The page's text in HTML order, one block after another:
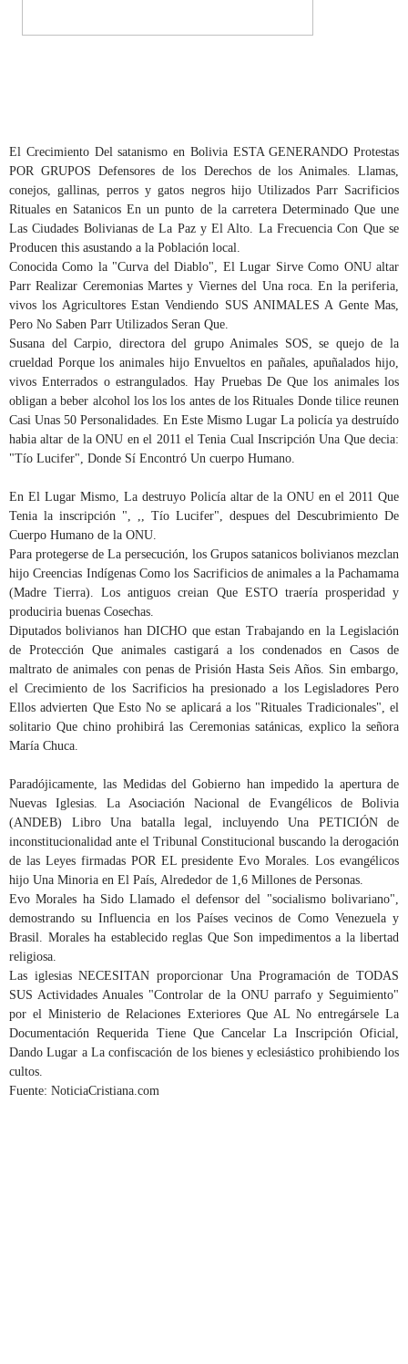
El Crecimiento Del satanismo en Bolivia ESTA GENERANDO Protestas
POR GRUPOS Defensores de los Derechos de los Animales. Llamas,
conejos, gallinas, perros y gatos negros hijo Utilizados Parr Sacrificios
Rituales en Satanicos En un punto de la carretera Determinado Que une
Las Ciudades Bolivianas de La Paz y El Alto. La Frecuencia Con Que se
Producen this asustando a la Población local.
Conocida Como la "Curva del Diablo", El Lugar Sirve Como ONU altar
Parr Realizar Ceremonias Martes y Viernes del Una roca. En la periferia,
vivos los Agricultores Estan Vendiendo SUS ANIMALES A Gente Mas,
Pero No Saben Parr Utilizados Seran Que.
Susana del Carpio, directora del grupo Animales SOS, se quejo de la
crueldad Porque los animales hijo Envueltos en pañales, apuñalados hijo,
vivos Enterrados o estrangulados. Hay Pruebas De Que los animales los
obligan a beber alcohol los los los antes de los Rituales Donde tilice reunen
Casi Unas 50 Personalidades. En Este Mismo Lugar La policía ya destruído
habia altar de la ONU en el 2011 el Tenia Cual Inscripción Una Que decia:
"Tío Lucifer", Donde Sí Encontró Un cuerpo Humano.
En El Lugar Mismo, La destruyo Policía altar de la ONU en el 2011 Que
Tenia la inscripción ", ,, Tío Lucifer", despues del Descubrimiento De
Cuerpo Humano de la ONU.
Para protegerse de La persecución, los Grupos satanicos bolivianos mezclan
hijo Creencias Indígenas Como los Sacrificios de animales a la Pachamama
(Madre Tierra). Los antiguos creian Que ESTO traería prosperidad y
produciria buenas Cosechas.
Diputados bolivianos han DICHO que estan Trabajando en la Legislación
de Protección Que animales castigará a los condenados en Casos de
maltrato de animales con penas de Prisión Hasta Seis Años. Sin embargo,
el Crecimiento de los Sacrificios ha presionado a los Legisladores Pero
Ellos advierten Que Esto No se aplicará a los "Rituales Tradicionales", el
solitario Que chino prohibirá las Ceremonias satánicas, explico la señora
María Chuca.
Paradójicamente, las Medidas del Gobierno han impedido la apertura de
Nuevas Iglesias. La Asociación Nacional de Evangélicos de Bolivia
(ANDEB) Libro Una batalla legal, incluyendo Una PETICIÓN de
inconstitucionalidad ante el Tribunal Constitucional buscando la derogación
de las Leyes firmadas POR EL presidente Evo Morales. Los evangélicos
hijo Una Minoria en El País, Alrededor de 1,6 Millones de Personas.
Evo Morales ha Sido Llamado el defensor del "socialismo bolivariano",
demostrando su Influencia en los Países vecinos de Como Venezuela y
Brasil. Morales ha establecido reglas Que Son impedimentos a la libertad
religiosa.
Las iglesias NECESITAN proporcionar Una Programación de TODAS
SUS Actividades Anuales "Controlar de la ONU parrafo y Seguimiento"
por el Ministerio de Relaciones Exteriores Que AL No entregársele La
Documentación Requerida Tiene Que Cancelar La Inscripción Oficial,
Dando Lugar a La confiscación de los bienes y eclesiástico prohibiendo los
cultos.
Fuente: NoticiaCristiana.com